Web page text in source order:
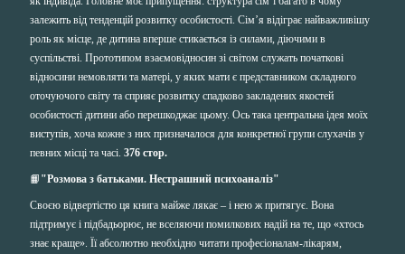
залежить від тенденцій розвитку особистості. Сім’я відіграє найважливішу
роль як місце, де дитина вперше стикається із силами, діючими в
суспільстві. Прототипом взаємовідносин зі світом служать початкові
відносини немовляти та матері, у яких мати є представником складного
оточуючого світу та сприяє розвитку спадково закладених якостей
особистості дитини або перешкоджає цьому. Ось така центральна ідея моїх
виступів, хоча кожне з них призначалося для конкретної групи слухачів у
певних місці та часі. 376 стор.
📙 "Розмова з батьками. Нестрашний психоаналіз"
Своєю відвертістю ця книга майже лякає – і нею ж притягує. Вона
підтримує і підбадьорює, не вселяючи помилкових надій на те, що «хтось
знає краще». Її абсолютно необхідно читати професіоналам-лікарям,